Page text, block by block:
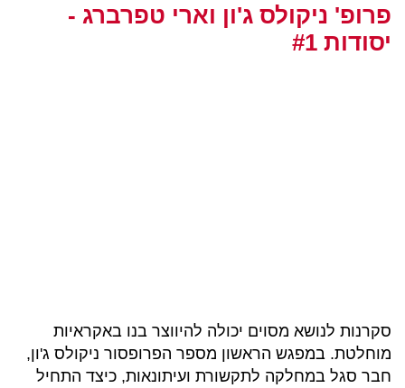
פרופ' ניקולס ג'ון וארי טפרברג -
יסודות #1
סקרנות לנושא מסוים יכולה להיווצר בנו באקראיות
מוחלטת. במפגש הראשון מספר הפרופסור ניקולס ג'ון,
חבר סגל במחלקה לתקשורת ועיתונאות, כיצד התחיל